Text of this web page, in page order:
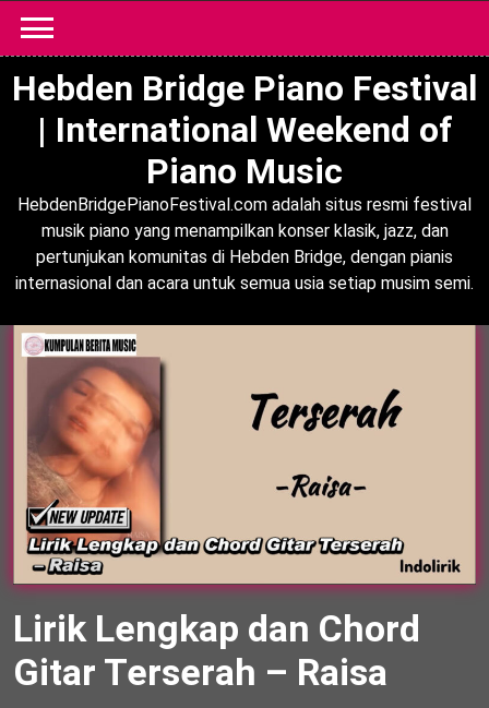
content
Hebden Bridge Piano Festival
| International Weekend of
Piano Music
HebdenBridgePianoFestival.com adalah situs resmi festival
musik piano yang menampilkan konser klasik, jazz, dan
pertunjukan komunitas di Hebden Bridge, dengan pianis
internasional dan acara untuk semua usia setiap musim semi.
Lirik Lengkap dan Chord
Gitar Terserah – Raisa